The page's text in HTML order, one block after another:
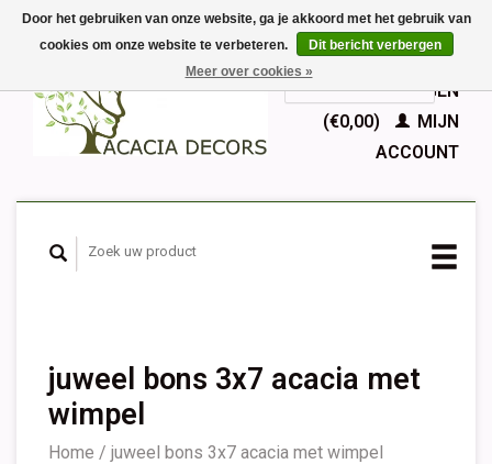
EUR
GBPNederlands
Deutsch
English
Français
WINKELWAGEN
(€0,00)
MIJN
ACCOUNT
juweel bons 3x7 acacia met
wimpel
Home / juweel bons 3x7 acacia met wimpel
Door het gebruiken van onze website, ga je akkoord met het gebruik van
cookies om onze website te verbeteren.
Dit bericht verbergen
Meer over cookies »